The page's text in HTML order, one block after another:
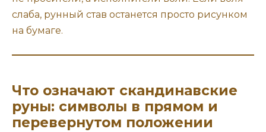
слаба, рунный став останется просто рисунком
на бумаге.
Что означают скандинавские
руны: символы в прямом и
перевернутом положении